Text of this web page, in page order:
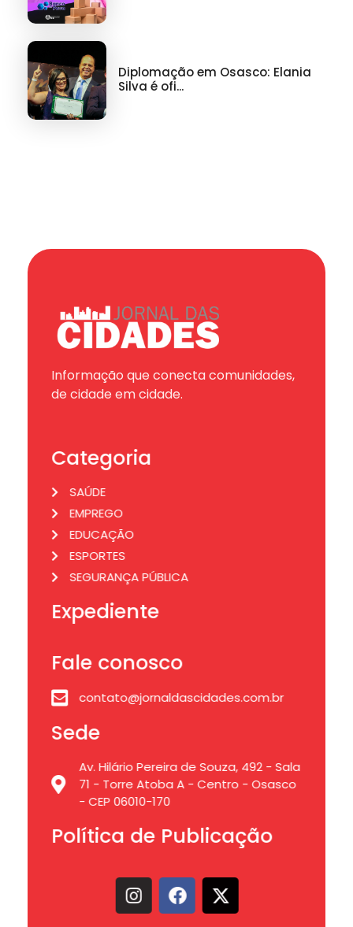
Diplomação em Osasco: Elania
Silva é ofi...
Informação que conecta comunidades,
de cidade em cidade.
Categoria
SAÚDE
EMPREGO
EDUCAÇÃO
ESPORTES
SEGURANÇA PÚBLICA
Expediente
Fale conosco
contato@jornaldascidades.com.br
Sede
Av. Hilário Pereira de Souza, 492 - Sala
71 - Torre Atoba A - Centro - Osasco
- CEP 06010-170
Política de Publicação